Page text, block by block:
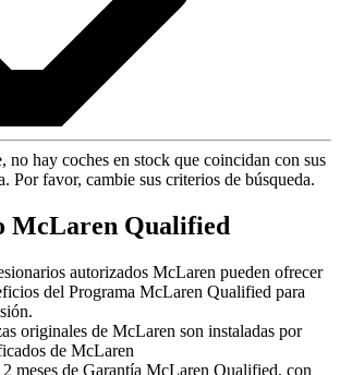
no hay coches en stock que coincidan con sus
Por favor, cambie sus criterios de búsqueda.
McLaren Qualified
autorizados McLaren pueden ofrecer
del Programa McLaren Qualified para
originales de McLaren son instaladas por
de McLaren
meses de Garantía McLaren Qualified, con